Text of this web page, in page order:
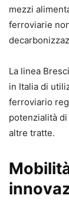
mezzi
ferroviarie
La linea
in Italia di
ferroviario
potenzialità
altre tratte.